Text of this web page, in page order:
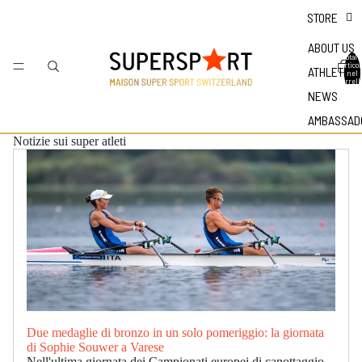
STORE
ABOUT US
ATHLETES
NEWS
Totale
nel
Notizie sui super atleti
Due medaglie di bronzo in un solo pomeriggio: la giornata
di Sophie Souwer a Varese